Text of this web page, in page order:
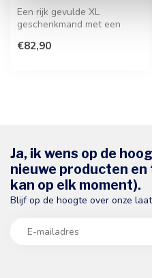
Een rijk gevulde XL
geschenkmand met een
koekjes en hartig...
€82,90
Ja, ik wens op de
nieuwe producten
kan op elk moment).
Blijf op de hoogte over onze